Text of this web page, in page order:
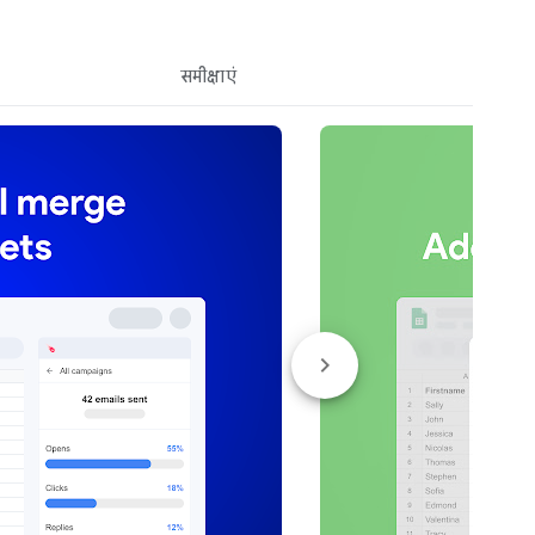
समीक्षाएं